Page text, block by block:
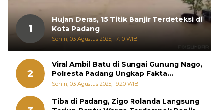
1
Hujan Deras, 15 Titik Banjir Terdeteksi di
Kota Padang
Senin, 03 Agustus 2026, 17:10 WIB
2
Viral Ambil Batu di Sungai Gunung Nago,
Polresta Padang Ungkap Fakta
Sebenarnya
Senin, 03 Agustus 2026, 19:20 WIB
Tiba di Padang, Zigo Rolanda Langsung